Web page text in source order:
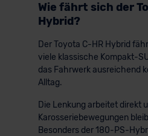
Wie fährt sich der
Hybrid?
Der Toyota C-HR Hybrid
viele klassische Kompakt-
das Fahrwerk ausreichend
Alltag.
Die Lenkung arbeitet direkt
Karosseriebewegungen
Besonders der 180-PS-